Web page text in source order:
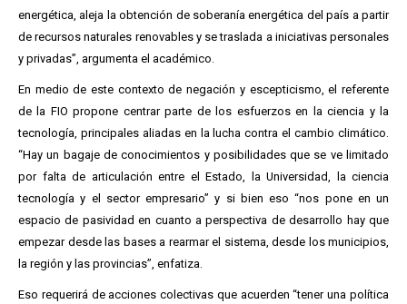
energética, aleja la obtención de soberanía energética del país a partir
de recursos naturales renovables y se traslada a iniciativas personales
y privadas”, argumenta el académico.
En medio de este contexto de negación y escepticismo, el referente
de la FIO propone centrar parte de los esfuerzos en la ciencia y la
tecnología, principales aliadas en la lucha contra el cambio climático.
“Hay un bagaje de conocimientos y posibilidades que se ve limitado
por falta de articulación entre el Estado, la Universidad, la ciencia
tecnología y el sector empresario” y si bien eso “nos pone en un
espacio de pasividad en cuanto a perspectiva de desarrollo hay que
empezar desde las bases a rearmar el sistema, desde los municipios,
la región y las provincias”, enfatiza.
Eso requerirá de acciones colectivas que acuerden “tener una política